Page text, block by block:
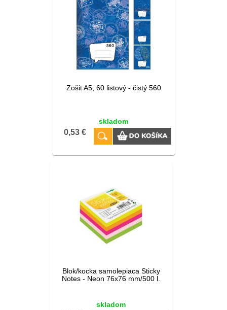
Zošit A5, 60 listový - čistý 560
skladom
0,53 €
Blok/kocka samolepiaca Sticky
Notes - Neon 76x76 mm/500 l.
skladom